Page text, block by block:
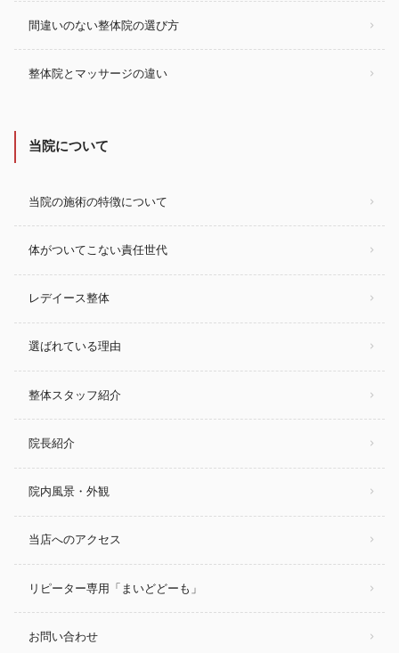
間違いのない整体院の選び方
整体院とマッサージの違い
当院について
当院の施術の特徴について
体がついてこない責任世代
レデイース整体
選ばれている理由
整体スタッフ紹介
院長紹介
院内風景・外観
当店へのアクセス
リピーター専用「まいどどーも」
お問い合わせ